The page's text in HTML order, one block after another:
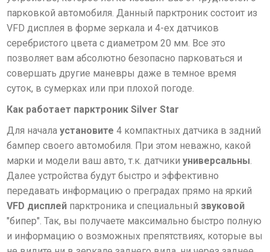
парковкой автомобиля. Данный парктроник состоит из
VFD дисплея в форме зеркала и 4-ех датчиков
серебристого цвета с диаметром 20 мм. Все это
позволяет вам абсолютно безопасно парковаться и
совершать другие маневры даже в темное время
суток, в сумерках или при плохой погоде.
Как работает парктроникSilver Star
Для началаустановите4 компактных датчика в задний
бампер своего автомобиля. При этом неважно, какой
марки и модели ваш авто, т.к. датчикиуниверсальны.
Далее устройства будут быстро и эффективно
передавать информацию о преградах прямо на яркий
VFD дисплей парктроника и специальный звуковой
"бипер". Так, вы получаете максимально быстро полную
и информацию о возможных препятствиях, которые вы